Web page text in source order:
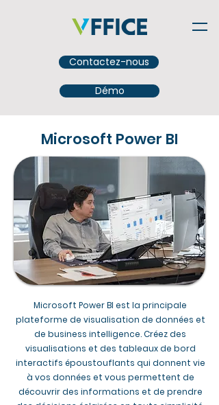
Contactez-nous
Démo
Microsoft Power BI
Microsoft Power BI est la principale
plateforme de visualisation de données et
de business intelligence. Créez des
visualisations et des tableaux de bord
interactifs époustouflants qui donnent vie
à vos données et vous permettent de
découvrir des informations et de prendre